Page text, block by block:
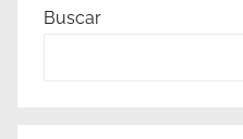
Buscar